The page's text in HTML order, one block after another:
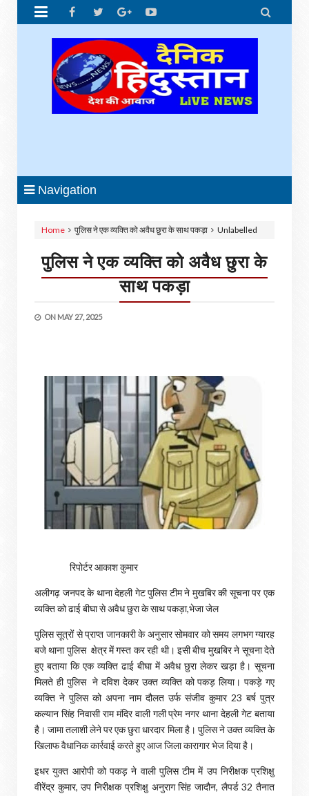
 
Navigation
Home Unlabelled
पुलिस ने एक व्यक्ति को अवैध छुरा के साथ पकड़ा
पुलिस ने एक व्यक्ति को अवैध छुरा के
साथ पकड़ा
ON MAY 27, 2025
रिपोर्टर आकाश कुमार
अलीगढ़ जनपद के थाना देहली गेट पुलिस टीम ने मुखबिर की सूचना पर एक
व्यक्ति को ढाई बीघा से अवैध छुरा के साथ पकड़ा,भेजा जेल
पुलिस सूत्रों से प्राप्त जानकारी के अनुसार सोमवार को समय लगभग ग्यारह
बजे थाना पुलिस क्षेत्र में गस्त कर रही थी। इसी बीच मुखबिर ने सूचना देते
हुए बताया कि एक व्यक्ति ढाई बीघा में अवैध छुरा लेकर खड़ा है। सूचना
मिलते ही पुलिस ने दविश देकर उक्त व्यक्ति को पकड़ लिया। पकड़े गए
व्यक्ति ने पुलिस को अपना नाम दौलत उर्फ संजीव कुमार 23 बर्ष पुत्र
कल्यान सिंह निवासी राम मंदिर वाली गली प्रेम नगर थाना देहली गेट बताया
है। जामा तलाशी लेने पर एक छुरा धारदार मिला है। पुलिस ने उक्त व्यक्ति के
खिलाफ वैधानिक कार्रवाई करते हुए आज जिला कारागार भेज दिया है।
इधर युक्त आरोपी को पकड़ ने वाली पुलिस टीम में उप निरीक्षक प्रशिक्षु
वीरेंद्र कुमार, उप निरीक्षक प्रशिक्षु अनुराग सिंह जादौन, लैपर्ड 32 तैनात